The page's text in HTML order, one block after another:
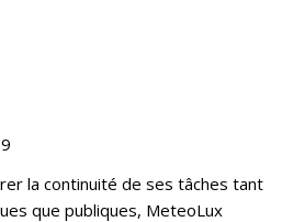
la continuité de ses tâches tant
que publiques, MeteoLux